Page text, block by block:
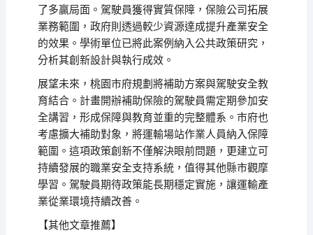
了多贏局面。駕駛員獲得實質保障，保險公司拓展
業務範圍，政府則透過較少資源達成提升產業安全
的效果。學術單位已將此案例納入公共政策研究，
分析其創新設計與執行成效。
展望未來，桃園市府規劃將補助方案與駕駛安全教
育結合。計畫開辦補助保險的駕駛員需定期參加安
全講習，形成保障與教育並重的完整體系。市府也
考慮擴大補助對象，將運輸場站作業人員納入保障
範圍。這項政策創新不僅解決眼前問題，更建立可
持續發展的職業安全支持系統，值得其他縣市觀摩
學習。駕駛員期待政策能長期穩定實施，讓運輸產
業從業環境持續改善。
【其他文章推薦】